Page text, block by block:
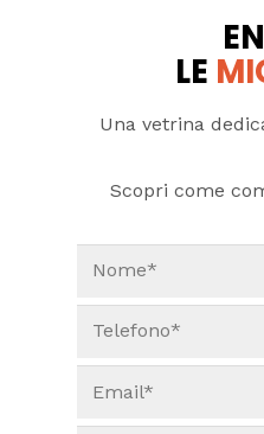
LE
Una vetrina
Scopri come